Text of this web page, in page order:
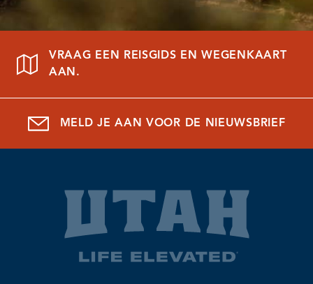
VRAAG EEN REISGIDS EN WEGENKAART
AAN.
MELD JE AAN VOOR DE NIEUWSBRIEF